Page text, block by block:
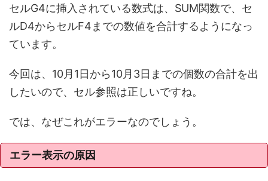
セルG4に挿入されている数式は、SUM関数で、セ
ルD4からセルF4までの数値を合計するようになっ
ています。
今回は、10月1日から10月3日までの個数の合計を出
したいので、セル参照は正しいですね。
では、なぜこれがエラーなのでしょう。
エラー表示の原因